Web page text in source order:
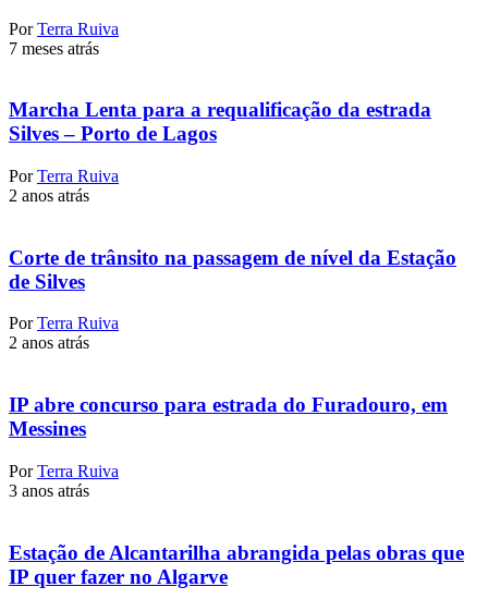
Por Terra Ruiva
7 meses atrás
Marcha Lenta para a requalificação da estrada
Silves – Porto de Lagos
Por Terra Ruiva
2 anos atrás
Corte de trânsito na passagem de nível da Estação
de Silves
Por Terra Ruiva
2 anos atrás
IP abre concurso para estrada do Furadouro, em
Messines
Por Terra Ruiva
3 anos atrás
Estação de Alcantarilha abrangida pelas obras que
IP quer fazer no Algarve